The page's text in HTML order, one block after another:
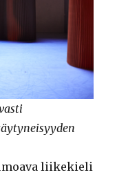
liikekieli